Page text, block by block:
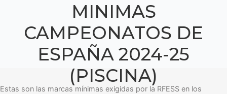
MINIMAS
CAMPEONATOS DE
ESPAÑA 2024-25
(PISCINA)
Estas son las marcas mínimas exigidas por la RFESS en los